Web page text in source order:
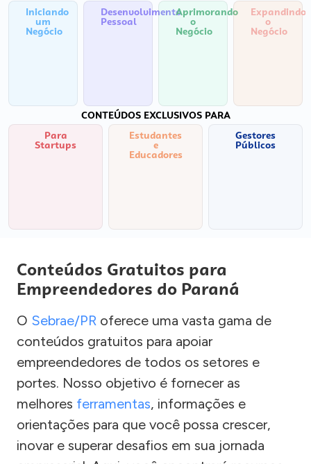
Iniciando
um
Negócio
Desenvolvimento
Pessoal
Aprimorando
o
Negócio
Expandindo
o
Negócio
CONTEÚDOS EXCLUSIVOS PARA
Para
Startups
Estudantes
e
Educadores
Gestores
Públicos
Conteúdos Gratuitos para
Empreendedores do Paraná
O Sebrae/PR oferece uma vasta gama de
conteúdos gratuitos para apoiar
empreendedores de todos os setores e
portes. Nosso objetivo é fornecer as
melhores ferramentas, informações e
orientações para que você possa crescer,
inovar e superar desafios em sua jornada